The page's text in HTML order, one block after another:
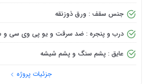
جنس سقف : ورق ذوزنقه
درب و پنجره : ضد سرقت و یو پی وی سی و
عایق : پشم سنگ و پشم شیشه
جزئیات پروژه